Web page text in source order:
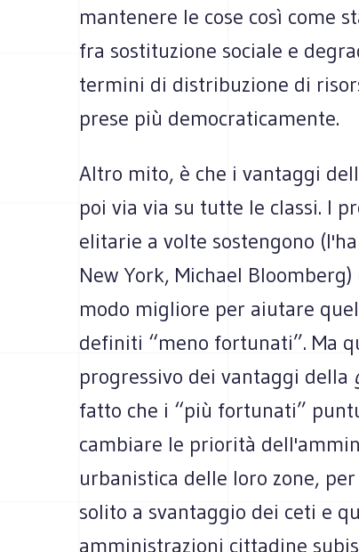
mantenere le cose così come
fra sostituzione sociale e
termini di distribuzione di
prese più democraticamente.
Altro mito, è che i vantaggi
poi via via su tutte le classi. I
elitarie a volte sostengono
New York, Michael
modo migliore per aiutare
definiti “meno fortunati”. Ma
progressivo dei vantaggi della
fatto che i “più fortunati”
cambiare le priorità
urbanistica delle loro zone,
solito a svantaggio dei ceti e
amministrazioni cittadine